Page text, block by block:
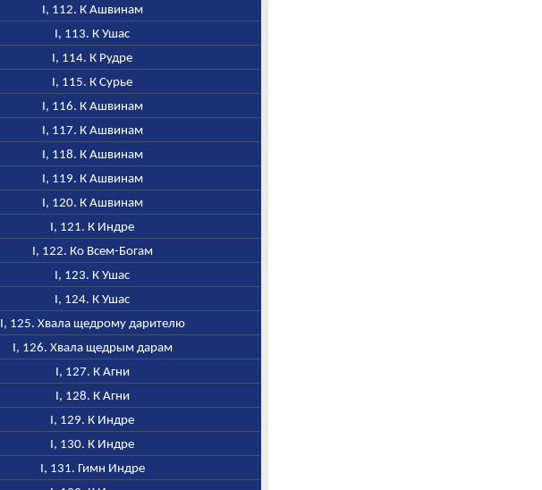
I, 112. К Ашвинам
I, 113. К Ушас
I, 114. К Рудре
I, 115. К Сурье
I, 116. К Ашвинам
I, 117. К Ашвинам
I, 118. К Ашвинам
I, 119. К Ашвинам
I, 120. К Ашвинам
I, 121. К Индре
I, 122. Ко Всем-Богам
I, 123. К Ушас
I, 124. К Ушас
I, 125. Хвала щедрому дарителю
I, 126. Хвала щедрым дарам
I, 127. К Агни
I, 128. К Агни
I, 129. К Индре
I, 130. К Индре
I, 131. Гимн Индре